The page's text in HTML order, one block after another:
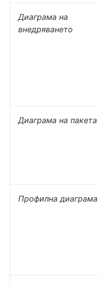
Диаграма на
внедряването
Диаграма на пакета
Профилна диаграма